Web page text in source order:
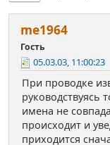
me1964
Гость
05.03.03, 11:00:23
При проводке
руководствуясь
имена не
происходит и
приходится